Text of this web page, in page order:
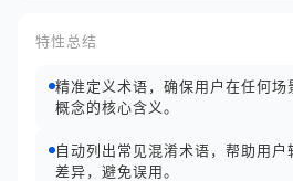
特性总结
精准定义术语，确保用户在任何
概念的核心含义。
自动列出常见混淆术语，帮助用
差异，避免误用。